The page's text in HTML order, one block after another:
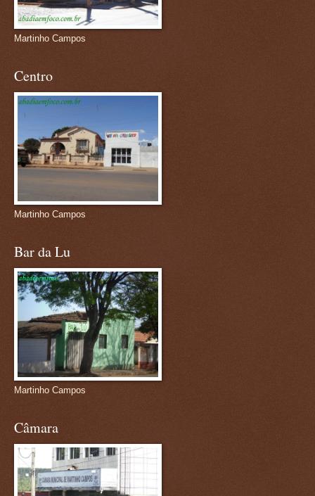
Martinho Campos
Centro
Martinho Campos
Bar da Lu
Martinho Campos
Câmara